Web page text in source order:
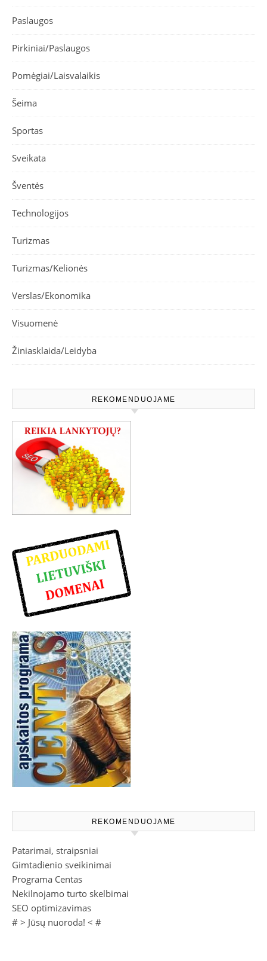
Paslaugos
Pirkiniai/Paslaugos
Pomėgiai/Laisvalaikis
Šeima
Sportas
Sveikata
Šventės
Technologijos
Turizmas
Turizmas/Kelionės
Verslas/Ekonomika
Visuomenė
Žiniasklaida/Leidyba
REKOMENDUOJAME
REKOMENDUOJAME
Patarimai, straipsniai
Gimtadienio sveikinimai
Programa Centas
Nekilnojamo turto skelbimai
SEO optimizavimas
# > Jūsų nuoroda! < #